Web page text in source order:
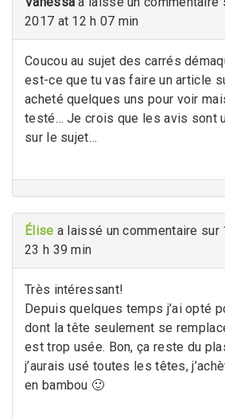
2017 at 12 h 07 min
Coucou au sujet des carrés
est-ce que tu vas faire un article
acheté quelques uns pour voir
testé… Je crois que les avis sont
sur le sujet…
Élise a laissé un commentaire
23 h 39 min
Très intéressant!
Depuis quelques temps j’ai opté
dont la tête seulement se
est trop usée. Bon, ça reste du
j’aurais usé toutes les têtes,
en bambou 🙂